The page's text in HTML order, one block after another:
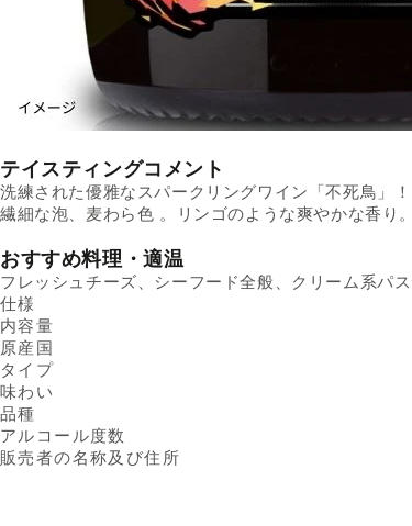
テイスティングコメント
洗練された優雅なスパークリングワイン「不死鳥」！
繊細な泡、麦わら色 。リンゴのような爽やかな香り
おすすめ料理・適温
フレッシュチーズ、シーフード全般、クリーム系パ
仕様
内容量
原産国
タイプ
味わい
品種
アルコール度数
販売者の名称及び住所